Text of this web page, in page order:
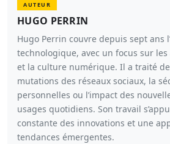
AUTEUR
HUGO PERRIN
Hugo Perrin couvre depuis sept ans
technologique, avec un focus sur
et la culture numérique. Il a traité
mutations des réseaux sociaux, la
personnelles ou l’impact des
usages quotidiens. Son travail
constante des innovations et une
tendances émergentes.